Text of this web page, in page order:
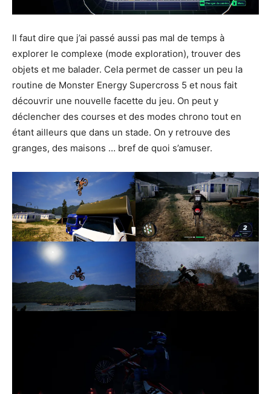
Il faut dire que j’ai passé aussi pas mal de temps à
explorer le complexe (mode exploration), trouver des
objets et me balader. Cela permet de casser un peu la
routine de Monster Energy Supercross 5 et nous fait
découvrir une nouvelle facette du jeu. On peut y
déclencher des courses et des modes chrono tout en
étant ailleurs que dans un stade. On y retrouve des
granges, des maisons … bref de quoi s’amuser.